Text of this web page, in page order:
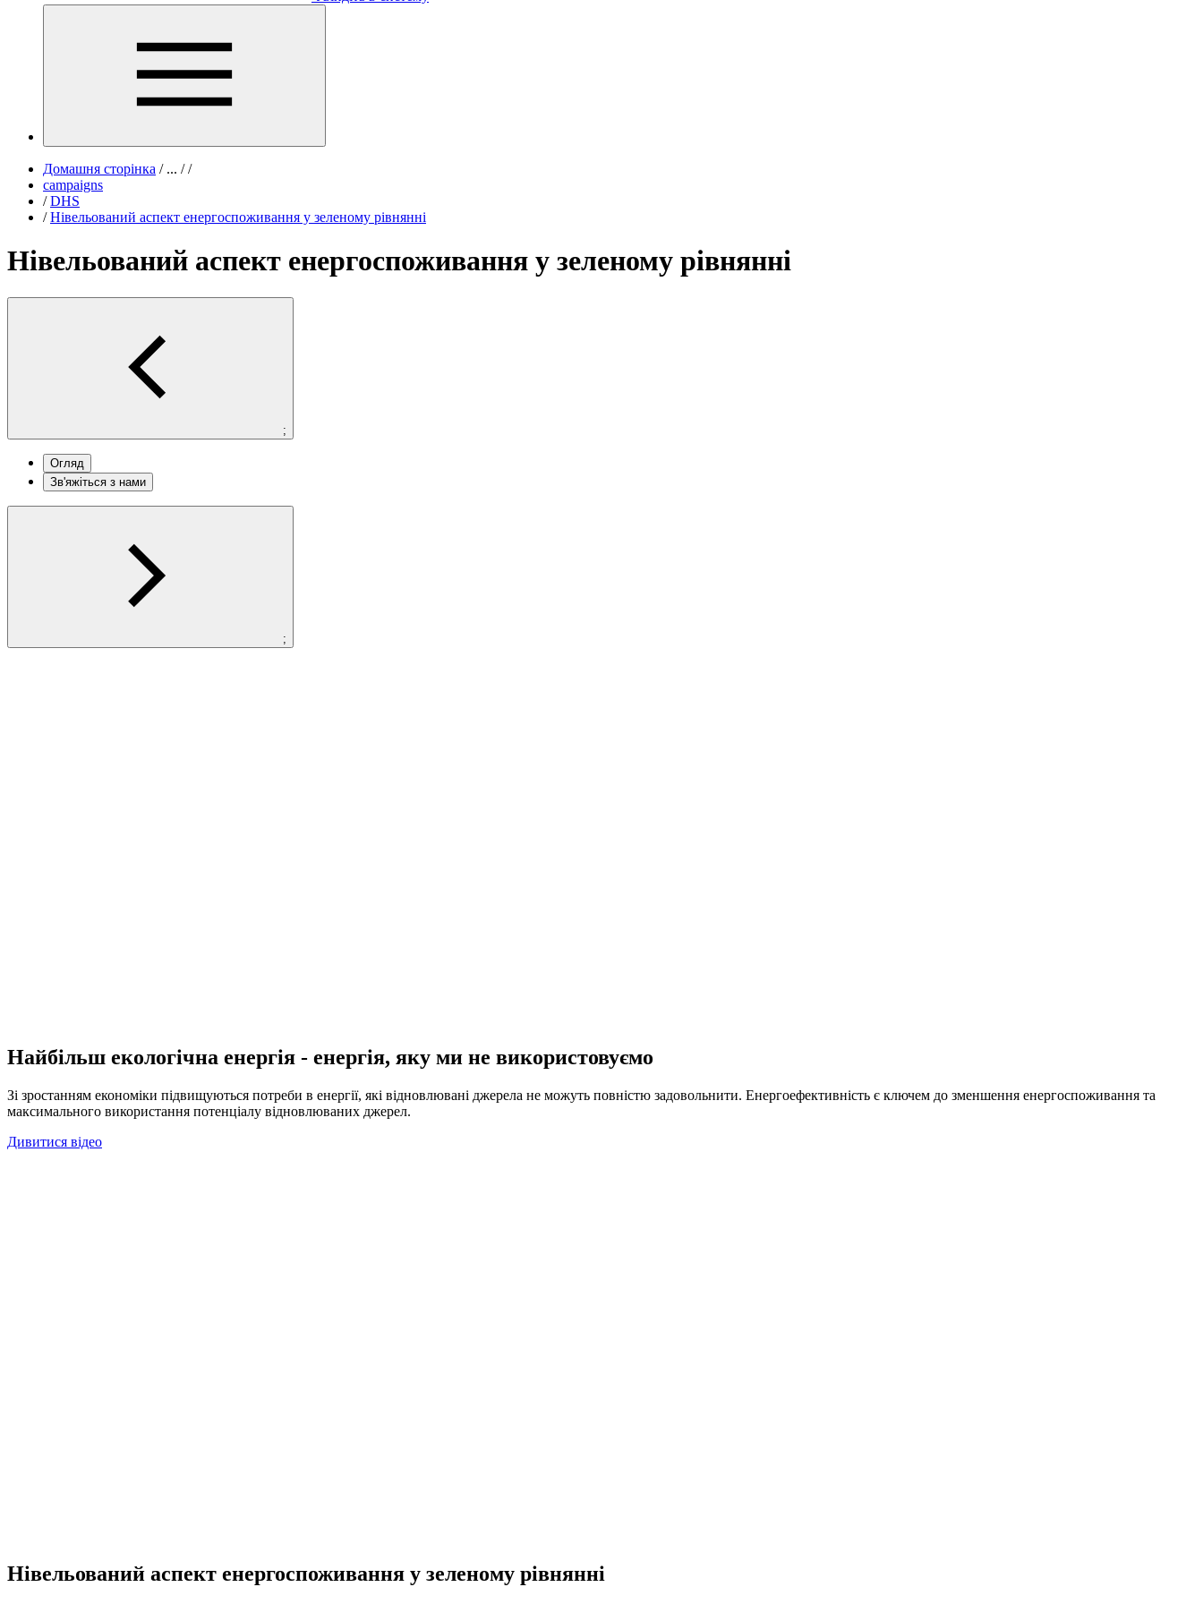
Домашня сторінка /... / /
campaigns
/ DHS
/ Нівельований аспект енергоспоживання у зеленому рівнянні
Нівельований аспект енергоспоживання у зеленому рівнянні
;
Огляд
Зв'яжіться з нами
;
Найбільш екологічна енергія - енергія, яку ми не використовуємо
Зі зростанням економіки підвищуються потреби в енергії, які відновлювані джерела не можуть повністю задовольнити. Енергоефективність є ключем до зменшення енергоспоживання та
максимального використання потенціалу відновлюваних джерел.
Дивитися відео
Нівельований аспект енергоспоживання у зеленому рівнянні